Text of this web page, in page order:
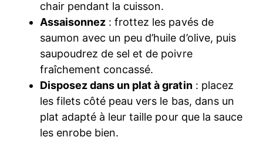
chair pendant la cuisson.
Assaisonnez : frottez les pavés de
saumon avec un peu d’huile d’olive, puis
saupoudrez de sel et de poivre
fraîchement concassé.
Disposez dans un plat à gratin: placez
les filets côté peau vers le bas, dans un
plat adapté à leur taille pour que la sauce
les enrobe bien.